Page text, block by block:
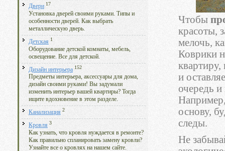
Двери 17
Установка дверей своими руками. Типы и
особенности дверей. Как выбрать
металлическую дверь.
Детская 1
Оборудование детской комнаты, мебель,
освещение. Все для детской.
Дизайн интерьера 152
Предметы интерьера, аксессуары для дома,
дизайн своими руками! Вы задумали
изменить интерьер вашей квартиры? Тогда
ищите вдохновение в этом разделе.
Канализация 2
Кровля 3
Как узнать, что кровля нуждается в ремонте?
Как правильно спланировать замену кровли?
Узнайте все о кровлях на нашем сайте.
Чтобы
красоты,
мелочь,
Коврики
квартиру,
и
очередь
основу,
следы.
Не